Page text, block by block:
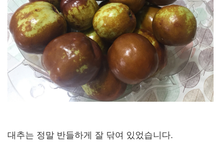
대추는 정말 반들하게 잘 닦여 있었습니다.